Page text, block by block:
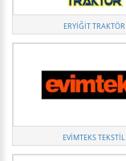
ERYIĞIT TRAKTÖR
EVIMTEKS TEKSTIL